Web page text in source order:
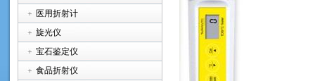
医用折射计
旋光仪
宝石鉴定仪
食品折射仪